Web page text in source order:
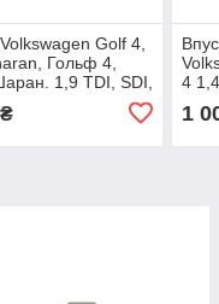
Golf 4,
Гольф 4,
1,9 TDI, SDI,
4
1